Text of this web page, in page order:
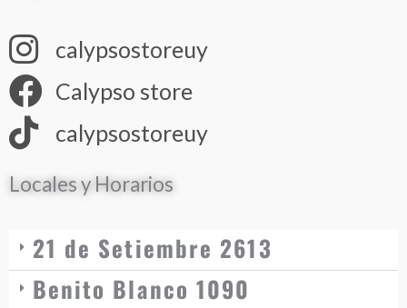
calypsostoreuy
Calypso store
calypsostoreuy
Locales y Horarios
21 de Setiembre 2613
Benito Blanco 1090